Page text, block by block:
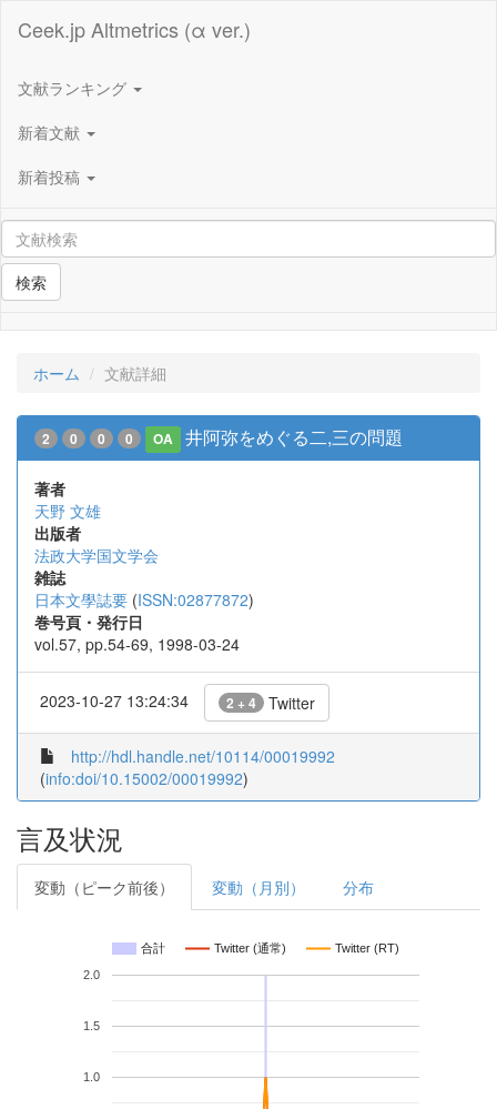
Ceek.jp Altmetrics (α ver.)
文献ランキング
新着文献
新着投稿
検索
ホーム 文献詳細
2 0 0 0 OA 井阿弥をめぐる二,三の問題
著者
天野 文雄
出版者
法政大学国文学会
雑誌
日本文學誌要 (ISSN:02877872)
巻号頁・発行日
vol.57, pp.54-69, 1998-03-24
2023-10-27 13:24:34 2 + 4 Twitter
http://hdl.handle.net/10114/00019992
(info:doi/10.15002/00019992)
言及状況
変動（ピーク前後） 変動（月別） 分布
合計 Twitter (通常) Twitter (RT)
1.0
1.5
2.0